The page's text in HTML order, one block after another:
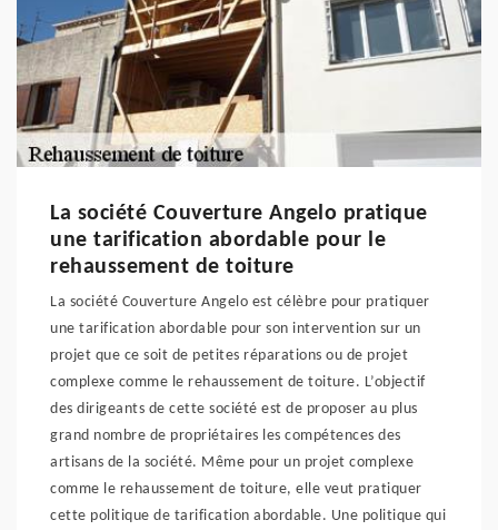
La société Couverture Angelo pratique
une tarification abordable pour le
rehaussement de toiture
La société Couverture Angelo est célèbre pour pratiquer
une tarification abordable pour son intervention sur un
projet que ce soit de petites réparations ou de projet
complexe comme le rehaussement de toiture. L’objectif
des dirigeants de cette société est de proposer au plus
grand nombre de propriétaires les compétences des
artisans de la société. Même pour un projet complexe
comme le rehaussement de toiture, elle veut pratiquer
cette politique de tarification abordable. Une politique qui